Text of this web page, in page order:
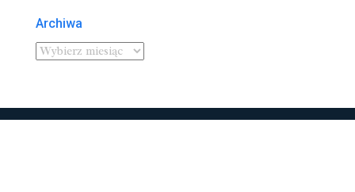
Archiwa